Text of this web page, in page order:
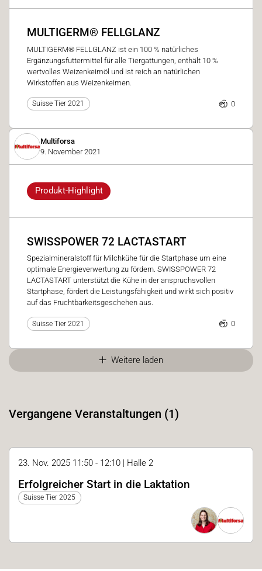
MULTIGERM® FELLGLANZ
MULTIGERM® FELLGLANZ ist ein 100 % natürliches
Ergänzungsfuttermittel für alle Tiergattungen, enthält 10 %
wertvolles Weizenkeimöl und ist reich an natürlichen
Wirkstoffen aus Weizenkeimen.
Suisse Tier 2021 0
Multiforsa
9. November 2021
Produkt-Highlight
SWISSPOWER 72 LACTASTART
Spezialmineralstoff für Milchkühe für die Startphase um eine
optimale Energieverwertung zu fördern. SWISSPOWER 72
LACTASTART unterstützt die Kühe in der anspruchsvollen
Startphase, fördert die Leistungsfähigkeit und wirkt sich positiv
auf das Fruchtbarkeitsgeschehen aus.
Suisse Tier 2021 0
Weitere laden
Vergangene Veranstaltungen (1)
23. Nov. 2025 11:50 - 12:10 | Halle 2
Erfolgreicher Start in die Laktation
Suisse Tier 2025